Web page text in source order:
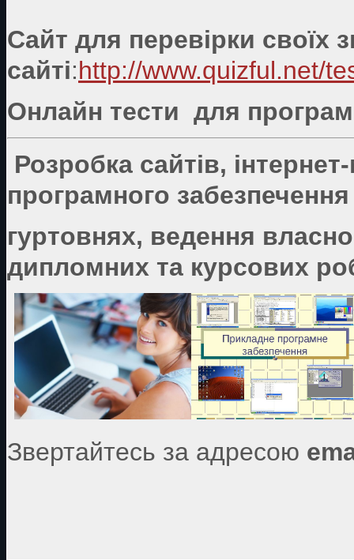
Сайт для перевірки своїх
сайті:http://www.quizful.net/
Онлайн тести для
Розробка сайтів,
програмного
гуртовнях, ведення
дипломних та курсових
Звертайтесь за адресою